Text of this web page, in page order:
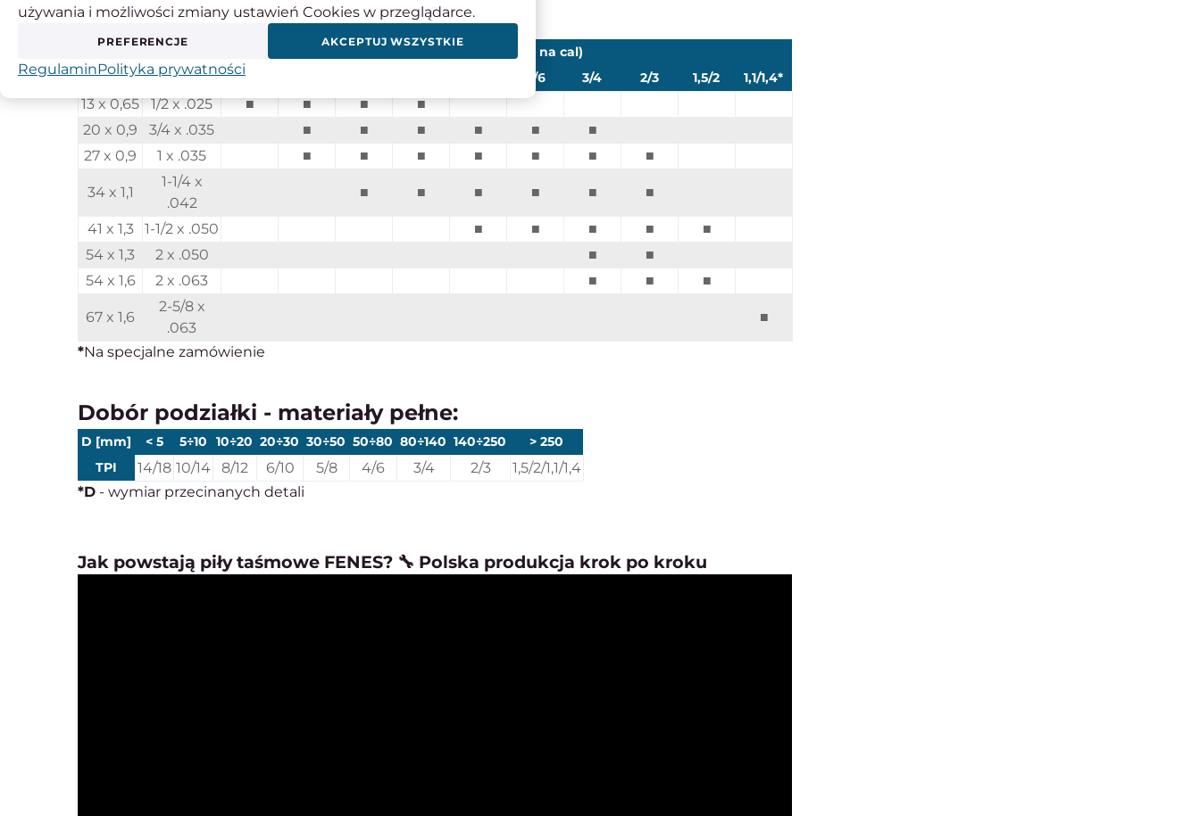
Ilość zębów na cal:
Szerokość x grubość
TPI (ilość zębów na cal)
mm
cal 14/18 4/6 3/4 2/3 1,5/2 1,1/1,4*
13 x 0,65 1/2 x .025 ■ ■ ■
■
20 x 0,9
3/4 x .035 ■ ■ ■ ■ ■
■
27 x 0,9
1 x .035 ■ ■ ■ ■ ■ ■ ■
34 x 1,1
1-1/4 x
.042
■ ■ ■ ■ ■ ■
41 x 1,3 1-1/2 x .050 ■ ■ ■ ■
■
54 x 1,3
2 x .050 ■
■
54 x 1,6
2 x .063 ■ ■ ■
67 x 1,6
2-5/8 x
.063
■
*Na specjalne zamówienie
Dobór podziałki - materiały pełne:
D [mm] < 5 5÷10 10÷20 20÷30 30÷50 50÷80 80÷140 140÷250
> 250
TPI
14/18 10/14 8/12 6/10 5/8 4/6 3/4 2/3
1,5/2/1,1/1,4
*D - wymiar przecinanych detali
Jak powstają piły taśmowe FENES? 🔧 Polska produkcja krok po kroku
używania i możliwości zmiany ustawień Cookies w przeglądarce.
PREFERENCJE AKCEPTUJ WSZYSTKIE
RegulaminPolityka prywatności